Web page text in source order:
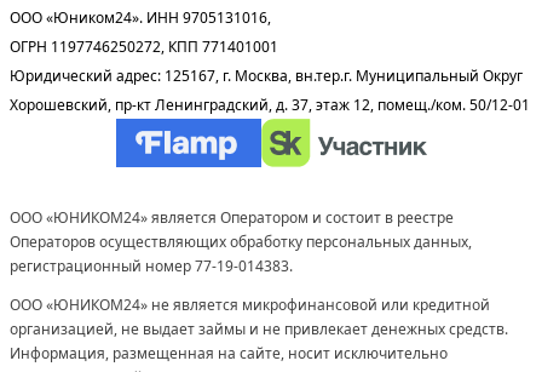
ООО «Юником24». ИНН 9705131016,
ОГРН 1197746250272, КПП 771401001
Юридический адрес: 125167, г. Москва, вн.тер.г. Муниципальный Округ
Хорошевский, пр-кт Ленинградский, д. 37, этаж 12, помещ./ком. 50/12-01
ООО «ЮНИКОМ24» является Оператором и состоит в реестре
Операторов осуществляющих обработку персональных данных,
регистрационный номер 77-19-014383.
ООО «ЮНИКОМ24» не является микрофинансовой или кредитной
организацией, не выдает займы и не привлекает денежных средств.
Информация, размещенная на сайте, носит исключительно